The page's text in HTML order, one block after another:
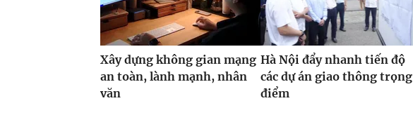
Xây dựng không gian mạng
an toàn, lành mạnh, nhân
văn
Hà Nội đẩy nhanh tiến độ
các dự án giao thông trọng
điểm